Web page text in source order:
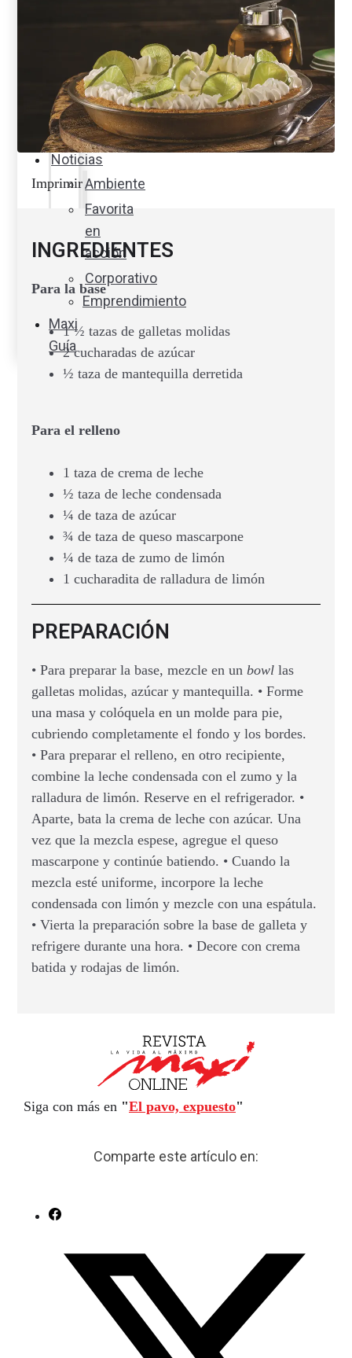
internacional
con
Expertos
en
cocina
Noticias
Ambiente
Favorita
en
acción
Corporativo
Emprendimiento
Maxi
Guía
Imprimir
INGREDIENTES
Para la base
1 ½ tazas de galletas molidas
2 cucharadas de azúcar
½ taza de mantequilla derretida
Para el relleno
1 taza de crema de leche
½ taza de leche condensada
¼ de taza de azúcar
¾ de taza de queso mascarpone
¼ de taza de zumo de limón
1 cucharadita de ralladura de limón
PREPARACIÓN
• Para preparar la base, mezcle en un bowl las
galletas molidas, azúcar y mantequilla. • Forme
una masa y colóquela en un molde para pie,
cubriendo completamente el fondo y los bordes.
• Para preparar el relleno, en otro recipiente,
combine la leche condensada con el zumo y la
ralladura de limón. Reserve en el refrigerador. •
Aparte, bata la crema de leche con azúcar. Una
vez que la mezcla espese, agregue el queso
mascarpone y continúe batiendo. • Cuando la
mezcla esté uniforme, incorpore la leche
condensada con limón y mezcle con una espátula.
• Vierta la preparación sobre la base de galleta y
refrigere durante una hora. • Decore con crema
batida y rodajas de limón.
Siga con más en "El pavo, expuesto"
Comparte este artículo en: